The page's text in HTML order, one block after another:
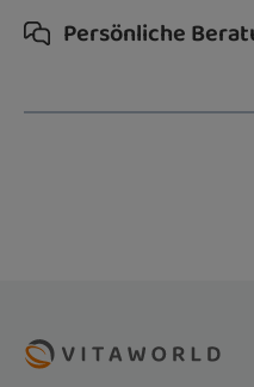
Persönliche